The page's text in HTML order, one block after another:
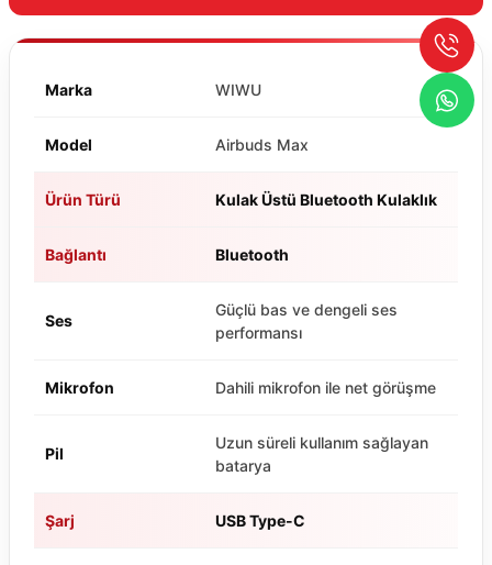
Marka WIWU
Model Airbuds Max
Ürün Türü Kulak Üstü Bluetooth Kulaklık
Bağlantı Bluetooth
Ses
Güçlü bas ve dengeli ses
performansı
Mikrofon Dahili mikrofon ile net görüşme
Pil
Uzun süreli kullanım sağlayan
batarya
Şarj USB Type-C